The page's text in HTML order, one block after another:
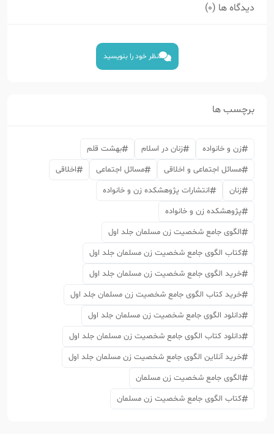
دیدگاه ها (0)
نظر خود را بنویسید
برچسب ها
زن و خانواده زنان در اسلام
بهشت قلم
مسائل اجتماعی و اخلاقی
مسائل اجتماعی
اخلاقی
زنان
انتشارات پژوهشکده زن و خانواده
پژوهشکده زن و خانواده
الگوی جامع شخصیت زن مسلمان جلد اول
کتاب الگوی جامع شخصیت زن مسلمان جلد اول
خرید الگوی جامع شخصیت زن مسلمان جلد اول
خرید کتاب الگوی جامع شخصیت زن مسلمان جلد اول
دانلود الگوی جامع شخصیت زن مسلمان جلد اول
دانلود کتاب الگوی جامع شخصیت زن مسلمان جلد اول
خرید آنلاین الگوی جامع شخصیت زن مسلمان جلد اول
الگوی جامع شخصیت زن مسلمان
کتاب الگوی جامع شخصیت زن مسلمان